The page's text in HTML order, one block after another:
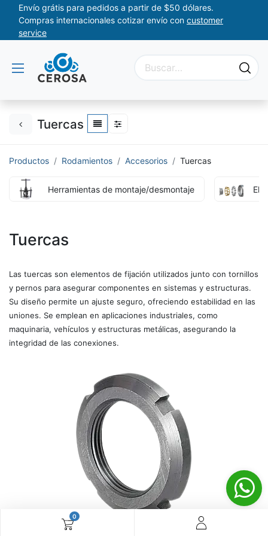
0
Envío grátis para pedidos a partir de $50 dólares.
Compras internacionales cotizar envío con customer
service
Tuercas
Productos Rodamientos Accesorios Tuercas
Herramientas de montaje/desmontaje
Tuercas
Las tuercas son elementos de fijación utilizados junto con tornillos
y pernos para asegurar componentes en sistemas y estructuras.
Su diseño permite un ajuste seguro, ofreciendo estabilidad en las
uniones. Se emplean en aplicaciones industriales, como
maquinaria, vehículos y estructuras metálicas, asegurando la
integridad de las conexiones.